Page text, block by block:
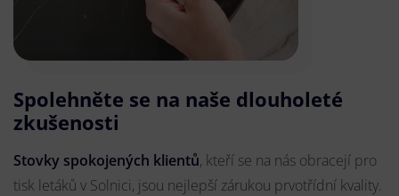
Spolehněte se na naše dlouholeté
zkušenosti
Stovky spokojených klientů, kteří se na nás obracejí pro
tisk letáků v Solnici, jsou nejlepší zárukou prvotřídní kvality.